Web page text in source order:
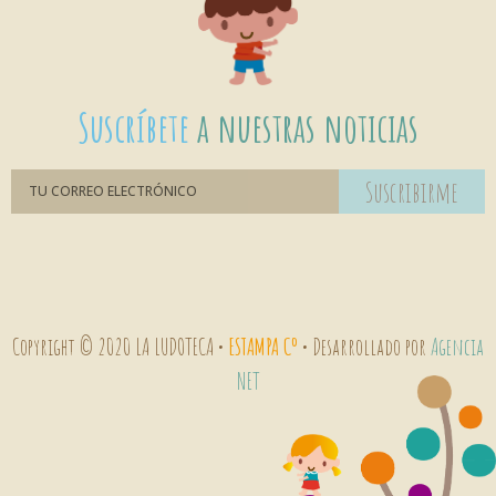
Suscríbetea nuestras noticias
Suscribirme
Copyright © 2020 LA LUDOTECA • ESTAMPA Cº • Desarrollado porAgencia
NET